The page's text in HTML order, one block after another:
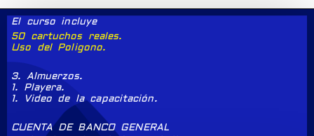
El curso incluye
50 cartuchos reales.
Uso del Poligono.
3. Almuerzos.
1. Playera.
1. Video de la capacitación.
CUENTA DE BANCO GENERAL